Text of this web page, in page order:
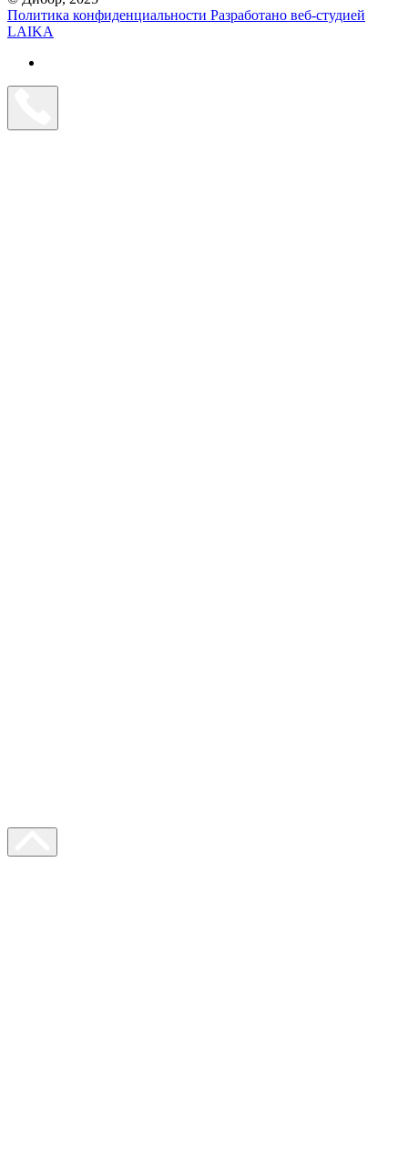
Политика конфиденциальности Разработано веб-студией
LAIKA